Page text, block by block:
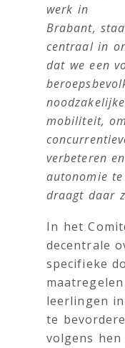
werk in
Brabant,
centraal in
dat we een
mobiliteit,
verbeteren
autonomie
draagt daar
In het
decentrale
specifieke
leerlingen
te
volgens hen